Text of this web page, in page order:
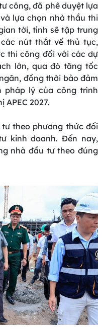
công, đã phê duyệt lựa
lựa chọn nhà thầu thi
tới, tỉnh sẽ tập trung
nút thắt về thủ tục,
thi công đối với các dự
lớn, qua đó tăng tốc
đồng thời bảo đảm
pháp lý của công trình
APEC 2027.
theo phương thức đối
kinh doanh. Đến nay,
nhà đầu tư theo đúng